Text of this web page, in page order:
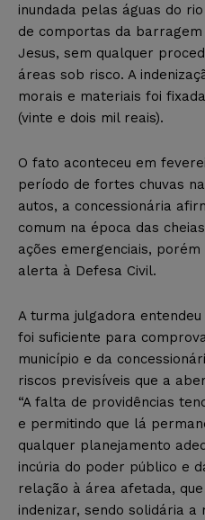
inundada pelas águas do
de comportas da
Jesus, sem qualquer
áreas sob risco. A
morais e materiais foi
(vinte e dois mil reais).
O fato aconteceu em
período de fortes chuvas
autos, a concessionária
comum na época das
ações emergenciais,
alerta à Defesa Civil.
A turma julgadora
foi suficiente para
município e da
riscos previsíveis que a
“A falta de providências
e permitindo que lá
qualquer planejamento
incúria do poder público e
relação à área afetada,
indenizar, sendo solidária a